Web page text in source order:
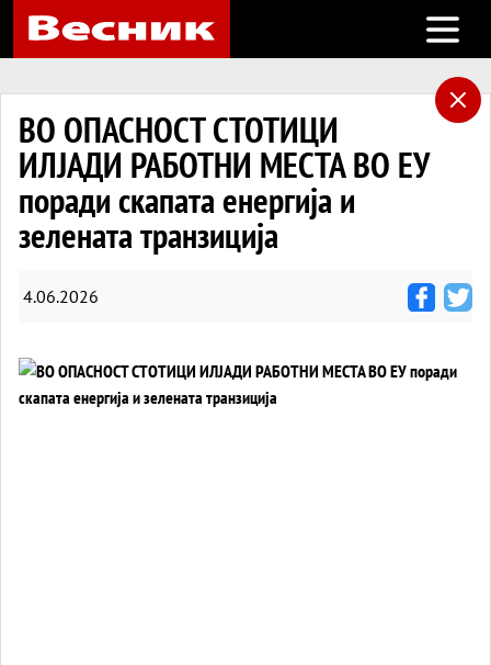
Open
ВО ОПАСНОСТ СТОТИЦИ
ИЛЈАДИ РАБОТНИ МЕСТА ВО ЕУ
поради скапата енергија и
зелената транзиција
4.06.2026